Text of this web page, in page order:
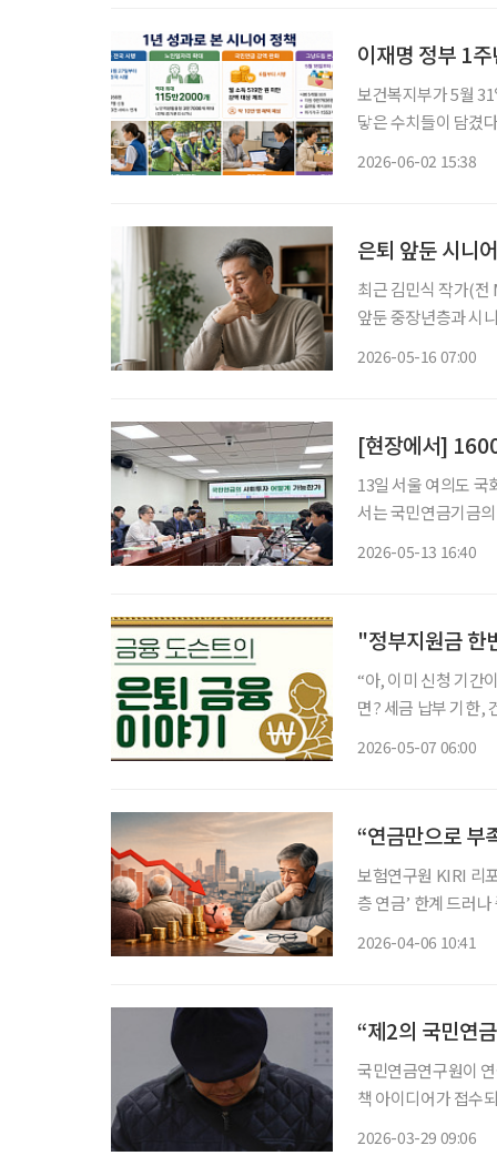
이재명 정부 1
보건복지부가 5월
닿은 수치들이 담겼
2026-06-02 15:38
은퇴 앞둔 시니
최근 김민식 작가(전
앞둔 중장년층과 시니어들의 관
2026-05-16 07:00
[현장에서]
13일 서울 여의도 국
서는 국민연금기금
2026-05-13 16:40
"정부지원금 한
“아, 이미 신청 기간
면? 세금 납부 기한, 건강검진 일정, 각종 지원금 신청 시기까지 챙겨야 할 정보는 점점 늘어나
2026-05-07 06:00
“연금만으로 부
보험연구원 KIRI 리
층 연금’ 한계 드러나 중국 연금 시스템이 구조적 한계에 직면했다는 경고가 나오고 있다. 고
2026-04-06 10:41
“제2의 국민연
국민연금연구원이
책 아이디어가 접수
2026-03-29 09:06